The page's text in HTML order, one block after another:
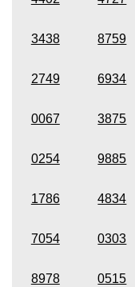
3438 8759
2749 6934
0067 3875
0254 9885
1786 4834
7054 0303
8978 0515